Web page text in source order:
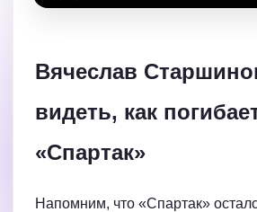
Вячеслав
видеть, как
«Спартак»
Напомним, что «Спартак»